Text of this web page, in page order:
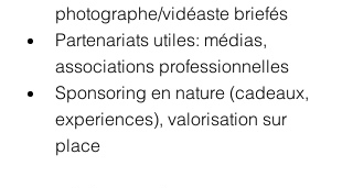
photographe/vidéaste briefés
Partenariats utiles: médias,
associations professionnelles
Sponsoring en nature (cadeaux,
experiences), valorisation sur
place